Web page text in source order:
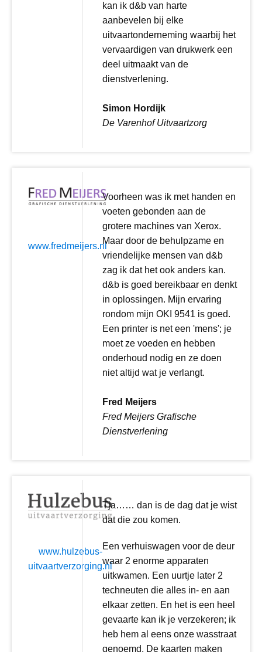
kan ik d&b van harte
aanbevelen bij elke
uitvaartonderneming waarbij het
vervaardigen van drukwerk een
deel uitmaakt van de
dienstverlening.
Simon Hordijk
De Varenhof Uitvaartzorg
www.fredmeijers.nl
Voorheen was ik met handen en
voeten gebonden aan de
grotere machines van Xerox.
Maar door de behulpzame en
vriendelijke mensen van d&b
zag ik dat het ook anders kan.
d&b is goed bereikbaar en denkt
in oplossingen. Mijn ervaring
rondom mijn OKI 9541 is goed.
Een printer is net een 'mens'; je
moet ze voeden en hebben
onderhoud nodig en ze doen
niet altijd wat je verlangt.
Fred Meijers
Fred Meijers Grafische
Dienstverlening
www.hulzebus-
uitvaartverzorging.nl
Tja…… dan is de dag dat je wist
dat die zou komen.
Een verhuiswagen voor de deur
waar 2 enorme apparaten
uitkwamen. Een uurtje later 2
techneuten die alles in- en aan
elkaar zetten. En het is een heel
gevaarte kan ik je verzekeren; ik
heb hem al eens onze wasstraat
genoemd. De kaarten maken